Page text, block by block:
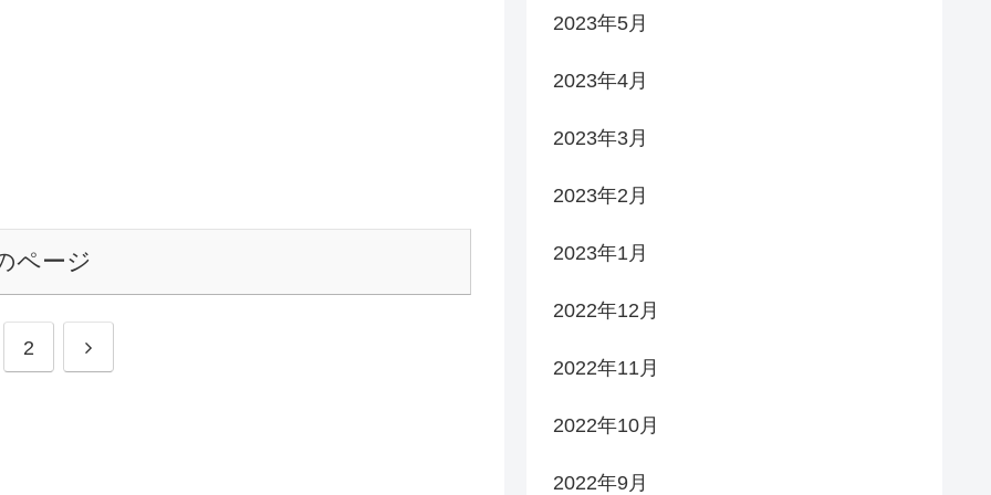
ページ
2 次
2023年5月
2023年4月
2023年3月
2023年2月
2023年1月
2022年12月
2022年11月
2022年10月
2022年9月